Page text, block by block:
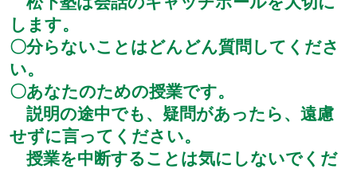
します。
〇分らないことはどんどん質問してくださ
い。
〇あなたのための授業です。
説明の途中でも、疑問があったら、遠慮
せずに言ってください。
授業を中断することは気にしないでくだ